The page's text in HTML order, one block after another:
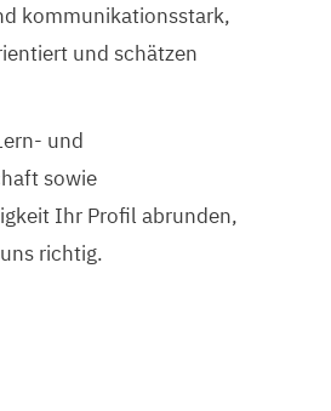
kommunikationsstark,
und schätzen
und
sowie
Ihr Profil abrunden,
richtig.